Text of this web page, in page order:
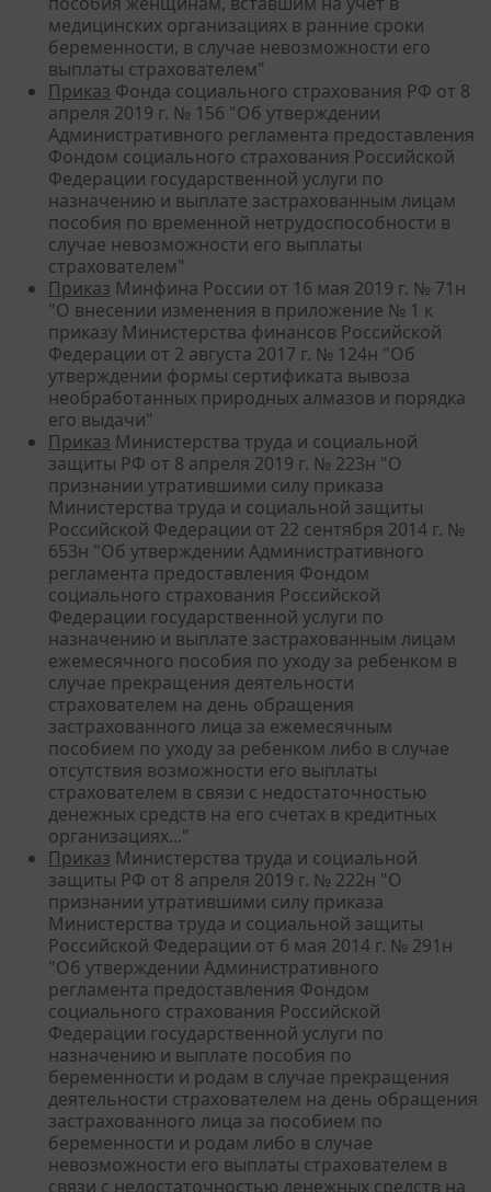
медицинских организациях в ранние сроки
беременности, в случае невозможности его
выплаты страхователем"
Приказ Фонда социального страхования РФ от 8
апреля 2019 г. № 156 "Об утверждении
Административного регламента предоставления
Фондом социального страхования Российской
Федерации государственной услуги по
назначению и выплате застрахованным лицам
пособия по временной нетрудоспособности в
случае невозможности его выплаты
страхователем"
Приказ Минфина России от 16 мая 2019 г. № 71н
"О внесении изменения в приложение № 1 к
приказу Министерства финансов Российской
Федерации от 2 августа 2017 г. № 124н "Об
утверждении формы сертификата вывоза
необработанных природных алмазов и порядка
его выдачи"
Приказ Министерства труда и социальной
защиты РФ от 8 апреля 2019 г. № 223н "О
признании утратившими силу приказа
Министерства труда и социальной защиты
Российской Федерации от 22 сентября 2014 г. №
653н "Об утверждении Административного
регламента предоставления Фондом
социального страхования Российской
Федерации государственной услуги по
назначению и выплате застрахованным лицам
ежемесячного пособия по уходу за ребенком в
случае прекращения деятельности
страхователем на день обращения
застрахованного лица за ежемесячным
пособием по уходу за ребенком либо в случае
отсутствия возможности его выплаты
страхователем в связи с недостаточностью
денежных средств на его счетах в кредитных
организациях..."
Приказ Министерства труда и социальной
защиты РФ от 8 апреля 2019 г. № 222н "О
признании утратившими силу приказа
Министерства труда и социальной защиты
Российской Федерации от 6 мая 2014 г. № 291н
"Об утверждении Административного
регламента предоставления Фондом
социального страхования Российской
Федерации государственной услуги по
назначению и выплате пособия по
беременности и родам в случае прекращения
деятельности страхователем на день обращения
застрахованного лица за пособием по
беременности и родам либо в случае
невозможности его выплаты страхователем в
связи с недостаточностью денежных средств на